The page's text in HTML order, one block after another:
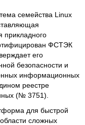
семейства Linux
прикладного
ФСТЭК
его
безопасности и
информационных
реестре
(№ 3751).
для быстрой
сложных